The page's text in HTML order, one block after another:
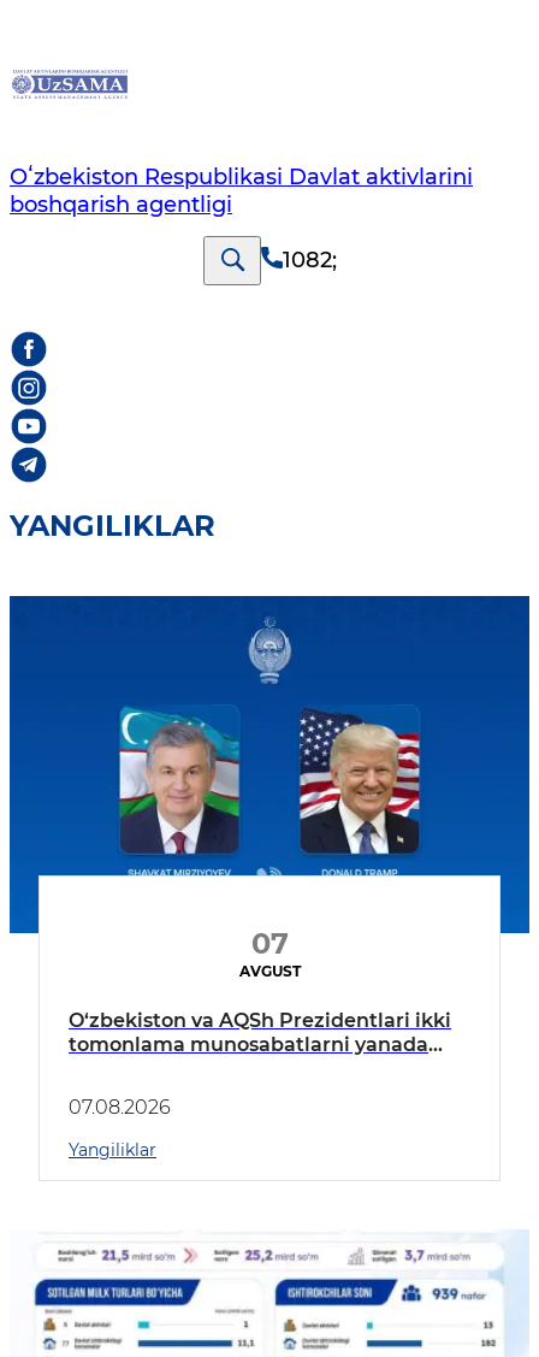
Oʻzbekiston Respublikasi Davlat aktivlarini
boshqarish agentligi
1082;
YANGILIKLAR
07
AVGUST
O‘zbekiston va AQSh Prezidentlari ikki
tomonlama munosabatlarni yanada
07.08.2026
Yangiliklar